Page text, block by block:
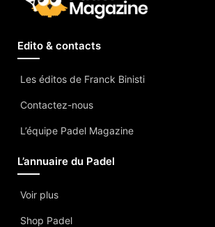
Edito & contacts
Les éditos de Franck Binisti
Contactez-nous
L’équipe Padel Magazine
L’annuaire du Padel
Voir plus
Shop Padel